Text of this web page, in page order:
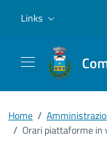
Links
Home /
/ Orari piattaforme in